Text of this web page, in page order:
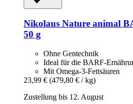
Nikolaus Nature animal
50 g
Ohne Gentechnik
Ideal für die BARF-
Mit Omega-3-Fettsäuren
23,99 € (479,80 € / kg)
Zustellung bis 12. August